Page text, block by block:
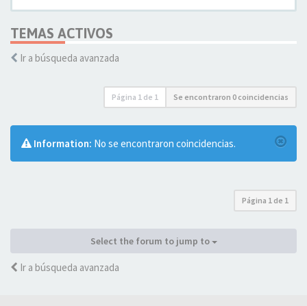
TEMAS ACTIVOS
Ir a búsqueda avanzada
Página 1 de 1 Se encontraron 0 coincidencias
Information: No se encontraron coincidencias.
Página 1 de 1
Select the forum to jump to
Ir a búsqueda avanzada